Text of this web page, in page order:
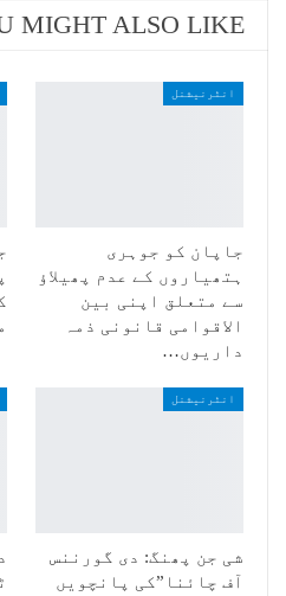
MIGHT ALSO LIKE
انٹرنیشنل
جاپان کو جوہری
ہتھیاروں کے عدم پھیلاؤ
سے متعلق اپنی بین
الاقوامی قانونی ذمہ
داریوں…
انٹرنیشنل
شی جن پھنگ: دی گورننس
آف چائنا”کی پانچویں